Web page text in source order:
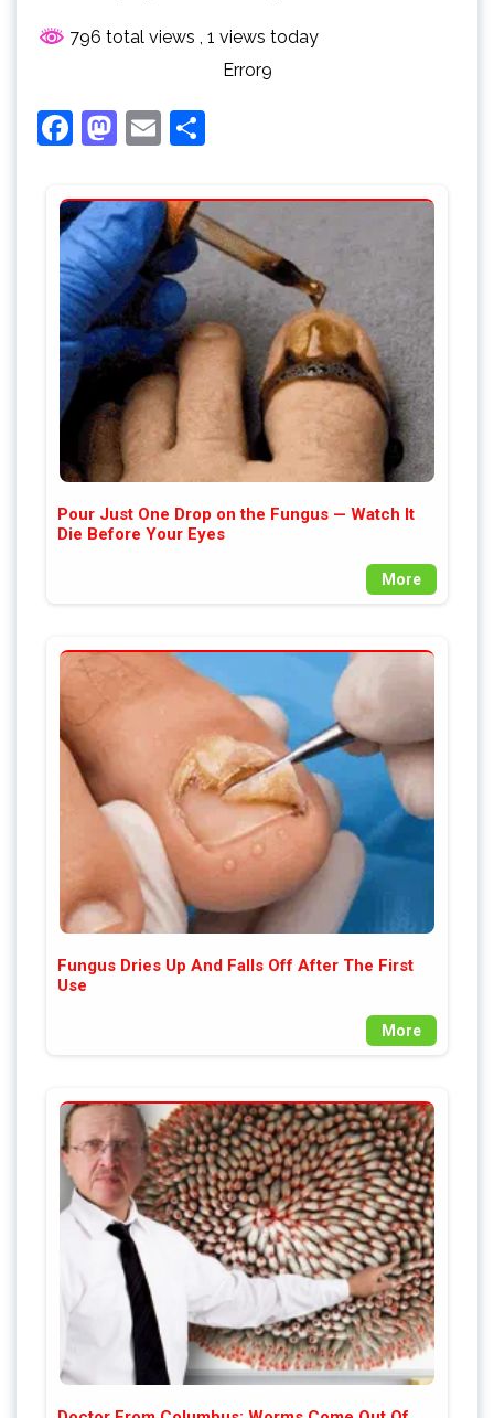
796 total views , 1 views today
Error9
Facebook
Mastodon
Email
Pour Just One Drop on the Fungus — Watch It
Die Before Your Eyes
More
Fungus Dries Up And Falls Off After The First
Use
More